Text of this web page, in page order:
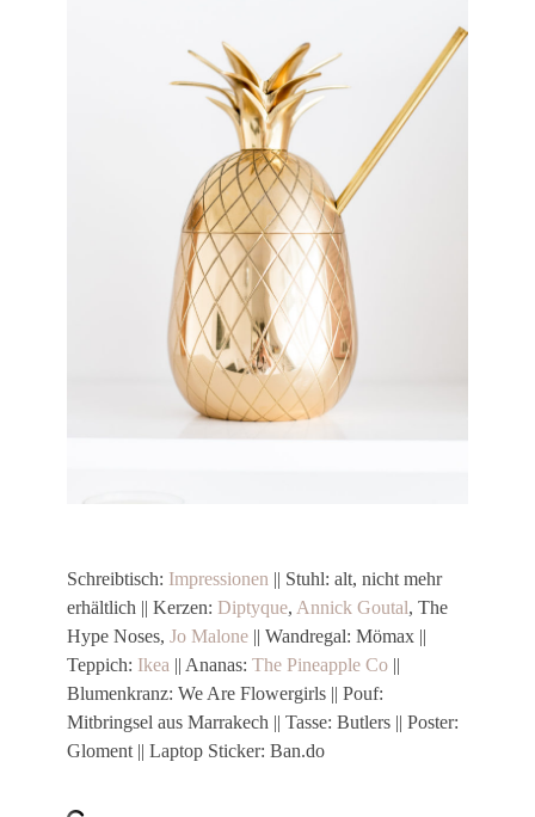
Schreibtisch: Impressionen || Stuhl: alt, nicht mehr
erhältlich || Kerzen: Diptyque, Annick Goutal, The
Hype Noses, Jo Malone || Wandregal: Mömax ||
Teppich: Ikea || Ananas: The Pineapple Co
Blumenkranz: We Are Flowergirls || Pouf:
Mitbringsel aus Marrakech || Tasse: Butlers || Poster:
Gloment || Laptop Sticker: Ban.do